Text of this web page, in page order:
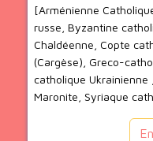
[Arménienne
russe, Byzantine
Chaldéenne, Copte
(Cargèse), Greco-
catholique Ukrainienne
Maronite, Syriaque